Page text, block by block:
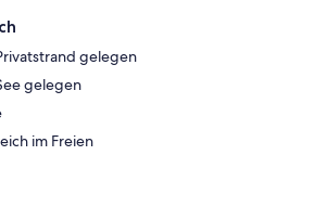
gelegen
gelegen
im Freien